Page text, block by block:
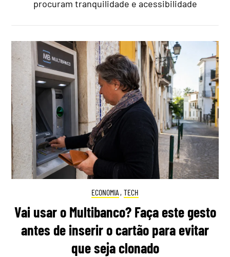
procuram tranquilidade e acessibilidade
ECONOMIA , TECH
Vai usar o Multibanco? Faça este gesto
antes de inserir o cartão para evitar
que seja clonado